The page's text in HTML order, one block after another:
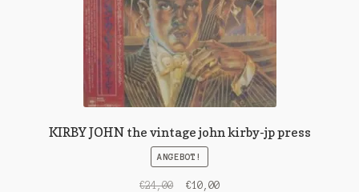
KIRBY JOHN the vintage john kirby-jp press
ANGEBOT!
€24,00
Ursprünglicher
€10,00Aktueller